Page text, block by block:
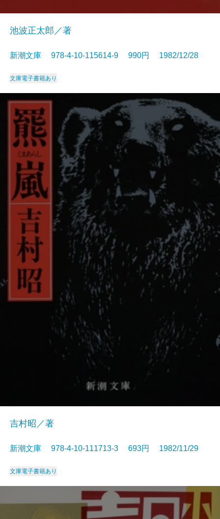
池波正太郎／著
新潮文庫 978-4-10-115614-9 990円 1982/12/28
文庫電子書籍あり
吉村昭／著
新潮文庫 978-4-10-111713-3 693円 1982/11/29
文庫電子書籍あり